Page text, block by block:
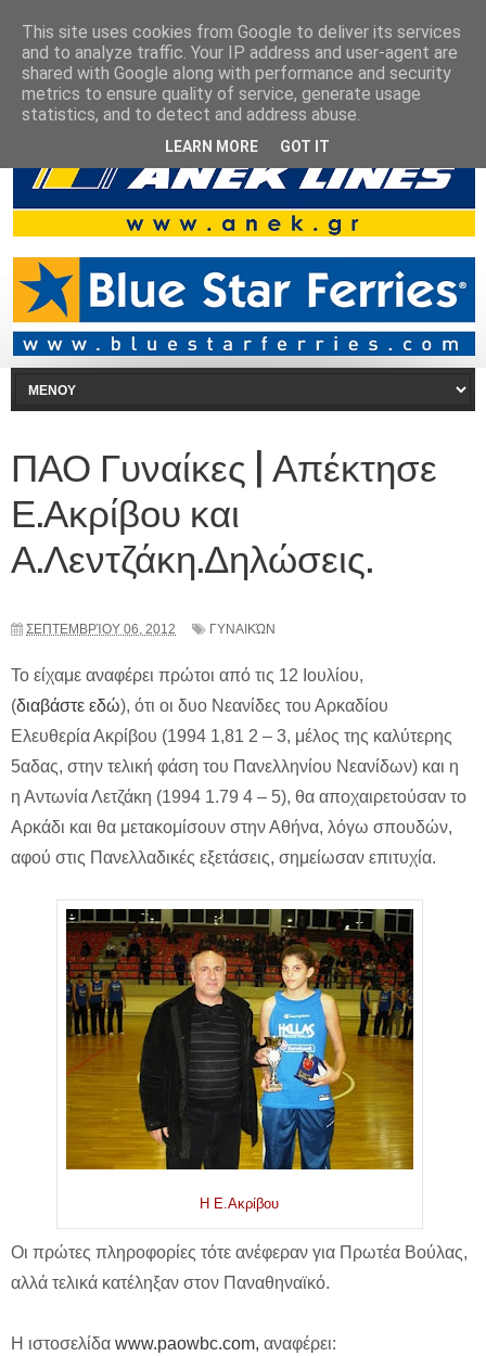
ΠΑΟ Γυναίκες | Απέκτησε
Ε.Ακρίβου και
Α.Λεντζάκη.Δηλώσεις.
ΣΕΠΤΕΜΒΡΊΟΥ 06, 2012 ΓΥΝΑΙΚΏΝ
Το είχαμε αναφέρει πρώτοι από τις 12 Ιουλίου,
(διαβάστε εδώ), ότι οι δυο Νεανίδες του Αρκαδίου
Ελευθερία Ακρίβου (1994 1,81 2 – 3, μέλος της καλύτερης
5αδας, στην τελική φάση του Πανελληνίου Νεανίδων) και η
η Αντωνία Λετζάκη (1994 1.79 4 – 5), θα αποχαιρετούσαν το
Αρκάδι και θα μετακομίσουν στην Αθήνα, λόγω σπουδών,
αφού στις Πανελλαδικές εξετάσεις, σημείωσαν επιτυχία.
Η Ε.Ακρίβου
Οι πρώτες πληροφορίες τότε ανέφεραν για Πρωτέα Βούλας,
αλλά τελικά κατέληξαν στον Παναθηναϊκό.
Η ιστοσελίδα www.paowbc.com, αναφέρει:
This site uses cookies from Google to deliver its services
and to analyze traffic. Your IP address and user-agent are
shared with Google along with performance and security
metrics to ensure quality of service, generate usage
statistics, and to detect and address abuse.
LEARN MORE GOT IT